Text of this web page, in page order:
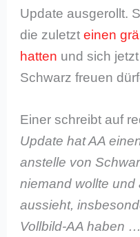
Update ausgerollt.
die zuletzteinen
hatten und sich
Schwarz freuen
Einer schreibt auf
Update hat AA
anstelle von
niemand wollte und
aussieht,
Vollbild-AA haben